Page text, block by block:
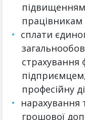
підвищенням
працівникам
сплати
професійну
нарахування
грошової